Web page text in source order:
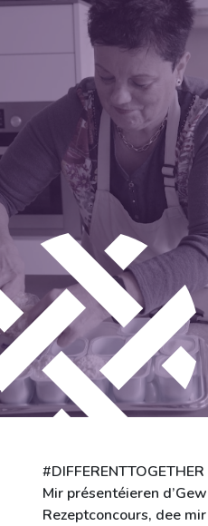
Videos
Stadt
Kontakt
#DIFFERENTTOGETHER
Mir présentéieren
Rezeptconcours, dee